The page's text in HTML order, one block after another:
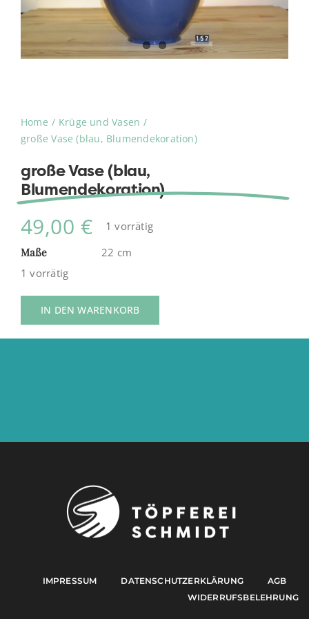
Home
Krüge und Vasen
große Vase (blau, Blumendekoration)
große Vase (blau,
Blumendekoration)
49,00 €
1 vorrätig
Maße
22 cm
1 vorrätig
IN DEN WARENKORB
IMPRESSUM DATENSCHUTZERKLÄRUNG
AGB
WIDERRUFSBELEHRUNG